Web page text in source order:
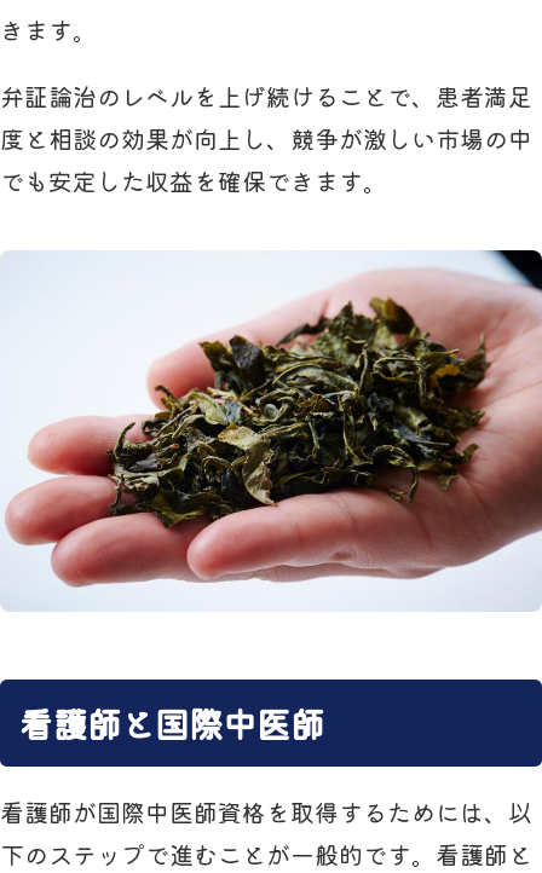
きます。
弁証論治のレベルを上げ続けることで、患者満足
度と相談の効果が向上し、競争が激しい市場の中
でも安定した収益を確保できます。
看護師と国際中医師
看護師が国際中医師資格を取得するためには、以
下のステップで進むことが一般的です。看護師と